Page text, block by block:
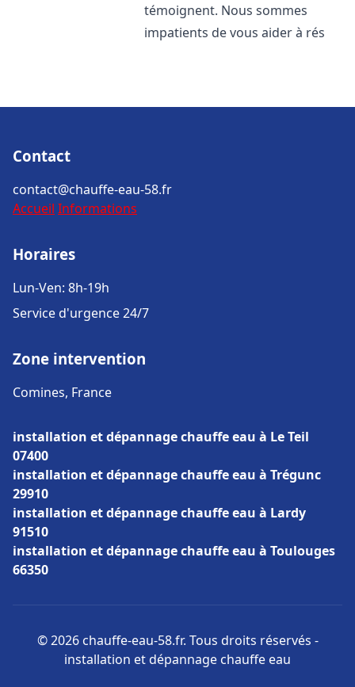
témoignent. Nous sommes
impatients de vous aider à rés
Contact
contact@chauffe-eau-58.fr
Accueil Informations
Horaires
Lun-Ven: 8h-19h
Service d'urgence 24/7
Zone intervention
Comines, France
installation et dépannage chauffe eau à Le Teil
07400
installation et dépannage chauffe eau à Trégunc
29910
installation et dépannage chauffe eau à Lardy
91510
installation et dépannage chauffe eau à Toulouges
66350
© 2026 chauffe-eau-58.fr. Tous droits réservés -
installation et dépannage chauffe eau